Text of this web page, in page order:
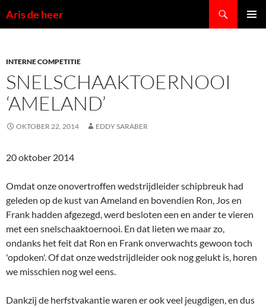
naar
Aris de heer
INTERNE COMPETITIE
SNELSCHAAKTOERNOOI
‘AMELAND’
OKTOBER 22, 2014 EDDY SARABER
20 oktober 2014
Omdat onze onovertroffen wedstrijdleider schipbreuk had
geleden op de kust van Ameland en bovendien Ron, Jos en
Frank hadden afgezegd, werd besloten een en ander te vieren
met een snelschaaktoernooi. En dat lieten we maar zo,
ondanks het feit dat Ron en Frank onverwachts gewoon toch
'opdoken'. Of dat onze wedstrijdleider ook nog gelukt is, horen
we misschien nog wel eens.
Dankzij de herfstvakantie waren er ook veel jeugdigen, en dus